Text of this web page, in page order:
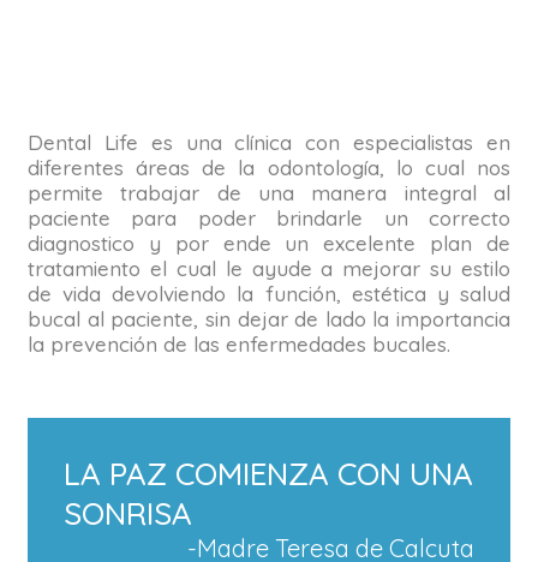
Dental Life es una clínica con especialistas en
diferentes áreas de la odontología, lo cual nos
permite trabajar de una manera integral al
paciente para poder brindarle un correcto
diagnostico y por ende un excelente plan de
tratamiento el cual le ayude a mejorar su estilo
de vida devolviendo la función, estética y salud
bucal al paciente, sin dejar de lado la importancia
la prevención de las enfermedades bucales.
LA PAZ COMIENZA CON UNA
SONRISA
-Madre Teresa de Calcuta